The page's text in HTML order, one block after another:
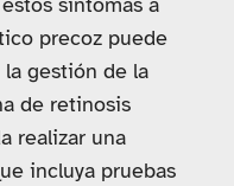
precoz puede
gestión de la
de retinosis
realizar una
incluya pruebas